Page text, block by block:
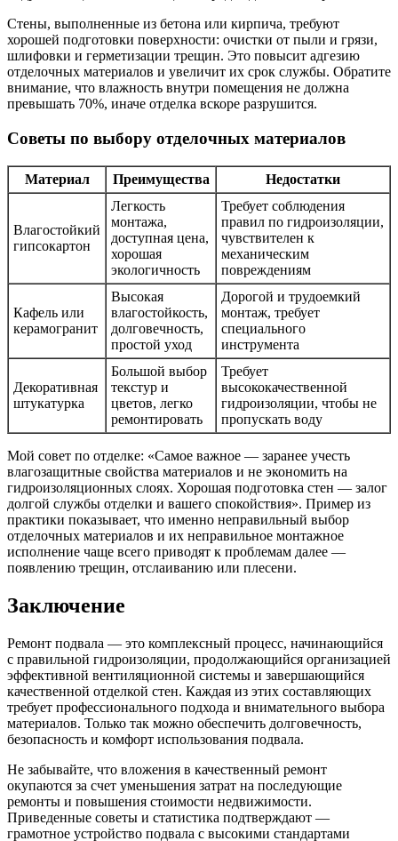
Стены, выполненные из бетона или кирпича, требуют
хорошей подготовки поверхности: очистки от пыли и грязи,
шлифовки и герметизации трещин. Это повысит адгезию
отделочных материалов и увеличит их срок службы. Обратите
внимание, что влажность внутри помещения не должна
превышать 70%, иначе отделка вскоре разрушится.
Советы по выбору отделочных материалов
Материал Преимущества Недостатки
Влагостойкий
гипсокартон
Легкость
монтажа,
доступная цена,
хорошая
экологичность
Требует соблюдения
правил по гидроизоляции,
чувствителен к
механическим
повреждениям
Кафель или
керамогранит
Высокая
влагостойкость,
долговечность,
простой уход
Дорогой и трудоемкий
монтаж, требует
специального
инструмента
Декоративная
штукатурка
Большой выбор
текстур и
цветов, легко
ремонтировать
Требует
высококачественной
гидроизоляции, чтобы не
пропускать воду
Мой совет по отделке: «Самое важное — заранее учесть
влагозащитные свойства материалов и не экономить на
гидроизоляционных слоях. Хорошая подготовка стен — залог
долгой службы отделки и вашего спокойствия». Пример из
практики показывает, что именно неправильный выбор
отделочных материалов и их неправильное монтажное
исполнение чаще всего приводят к проблемам далее —
появлению трещин, отслаиванию или плесени.
Заключение
Ремонт подвала — это комплексный процесс, начинающийся
с правильной гидроизоляции, продолжающийся организацией
эффективной вентиляционной системы и завершающийся
качественной отделкой стен. Каждая из этих составляющих
требует профессионального подхода и внимательного выбора
материалов. Только так можно обеспечить долговечность,
безопасность и комфорт использования подвала.
Не забывайте, что вложения в качественный ремонт
окупаются за счет уменьшения затрат на последующие
ремонты и повышения стоимости недвижимости.
Приведенные советы и статистика подтверждают —
грамотное устройство подвала с высокими стандартами